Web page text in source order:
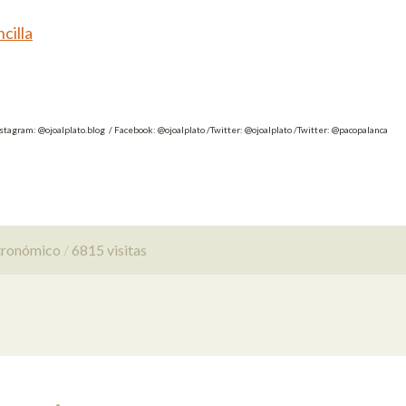
@ojoalplato.blog / Facebook: @ojoalplato /Twitter: @ojoalplato /Twitter: @pacopalanca
6815 visitas